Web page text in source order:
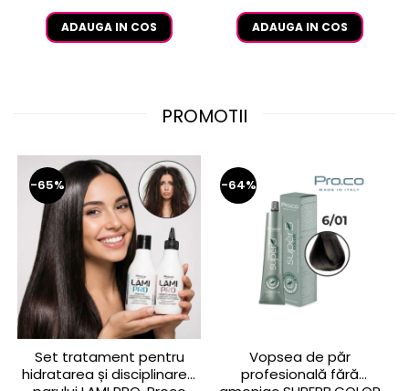
ADAUGA IN COS ADAUGA IN COS
PROMOTII
-65%
Set tratament pentru
hidratarea și disciplinarea
-64%
Vopsea de păr
profesională fără